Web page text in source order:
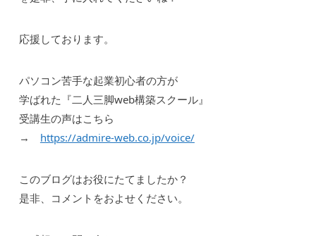
応援しております。
パソコン苦手な起業初心者の方が
学ばれた『二人三脚web構築スクール』
受講生の声はこちら
→ https://admire-web.co.jp/voice/
このブログはお役にたてましたか？
是非、コメントをおよせください。